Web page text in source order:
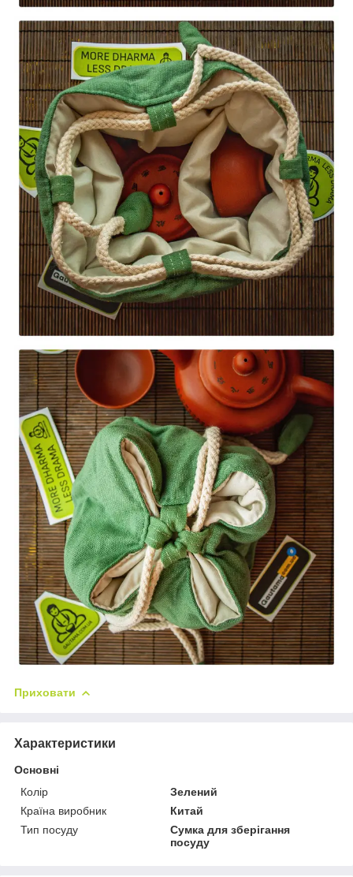
Приховати
Характеристики
Основні
Колір
Зелений
Країна виробник
Китай
Тип посуду
Сумка для зберігання
посуду